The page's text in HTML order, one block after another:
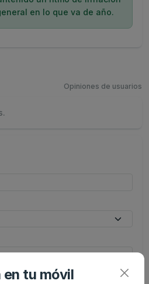
en lo que va de año.
Opiniones de usuarios
en tu móvil